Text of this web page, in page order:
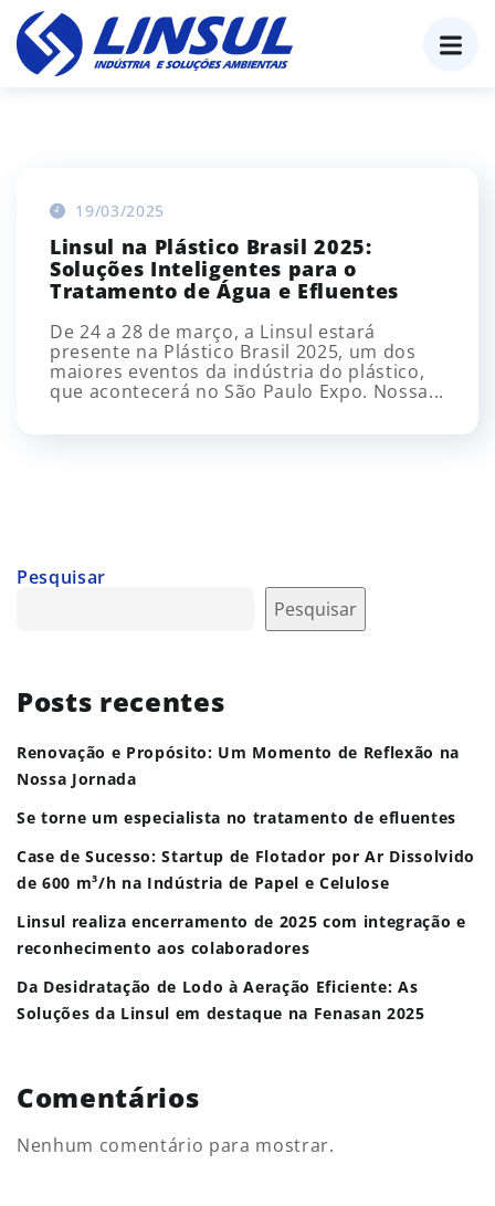
conteúdo
19/03/2025
Linsul na Plástico Brasil 2025:
Soluções Inteligentes para o
Tratamento de Água e Efluentes
De 24 a 28 de março, a Linsul estará
presente na Plástico Brasil 2025, um dos
maiores eventos da indústria do plástico,
que acontecerá no São Paulo Expo. Nossa...
Pesquisar
Pesquisar
Posts recentes
Renovação e Propósito: Um Momento de Reflexão na
Nossa Jornada
Se torne um especialista no tratamento de efluentes
Case de Sucesso: Startup de Flotador por Ar Dissolvido
de 600 m³/h na Indústria de Papel e Celulose
Linsul realiza encerramento de 2025 com integração e
reconhecimento aos colaboradores
Da Desidratação de Lodo à Aeração Eficiente: As
Soluções da Linsul em destaque na Fenasan 2025
Comentários
Nenhum comentário para mostrar.